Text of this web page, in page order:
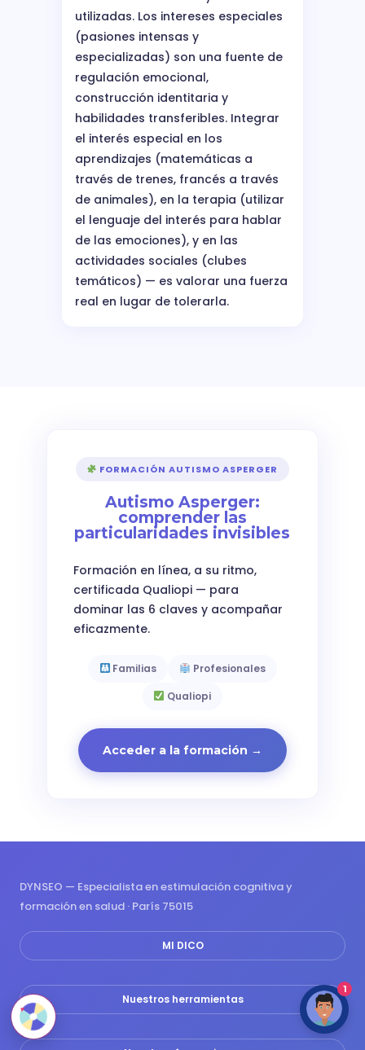
utilizadas. Los intereses especiales
(pasiones intensas y
especializadas) son una fuente de
regulación emocional,
construcción identitaria y
habilidades transferibles. Integrar
el interés especial en los
aprendizajes (matemáticas a
través de trenes, francés a través
de animales), en la terapia (utilizar
el lenguaje del interés para hablar
de las emociones), y en las
actividades sociales (clubes
temáticos) — es valorar una fuerza
real en lugar de tolerarla.
FORMACIÓN AUTISMO ASPERGER
Autismo Asperger:
comprender las
particularidades invisibles
Formación en línea, a su ritmo,
certificada Qualiopi — para
dominar las 6 claves y acompañar
eficazmente.
Familias
Profesionales
Qualiopi
Acceder a la formación →
DYNSEO — Especialista en estimulación cognitiva y
formación en salud · París 75015
MI DICO
Nuestros herramientas
1